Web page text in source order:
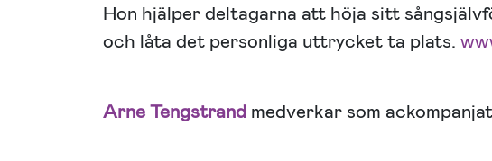
Hon hjälper deltagarna att höja sitt
och låta det personliga uttrycket ta plats.
Arne Tengstrand medverkar som